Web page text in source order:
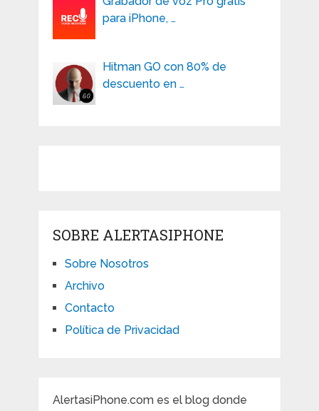
para iPhone, …
Hitman GO con 80% de
descuento en …
SOBRE ALERTASIPHONE
Sobre Nosotros
Archivo
Contacto
Política de Privacidad
AlertasiPhone.com es el blog donde